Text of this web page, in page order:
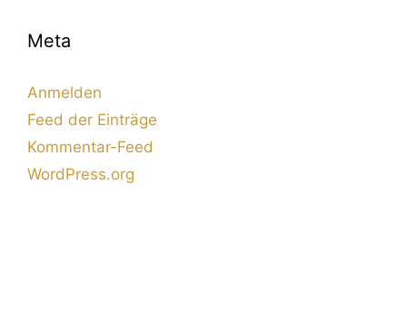
Meta
Anmelden
Feed der Einträge
Kommentar-Feed
WordPress.org